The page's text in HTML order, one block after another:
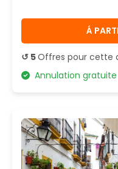
Á
↺ 5Offres pour cette
Annulation gratuite